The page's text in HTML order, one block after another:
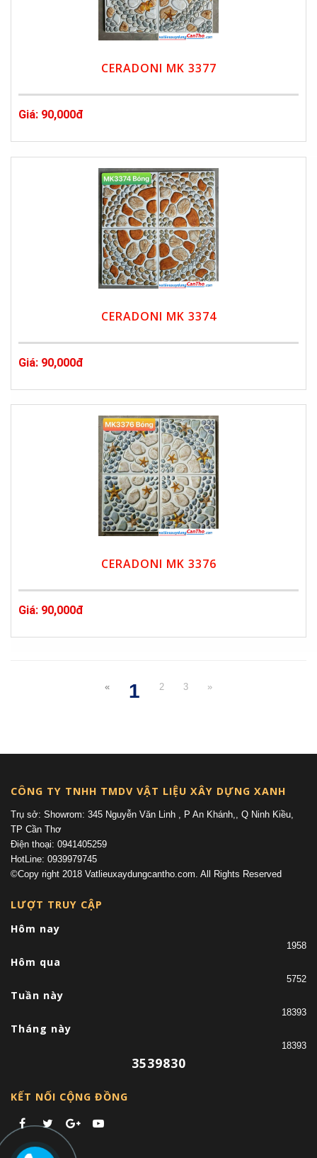
CERADONI MK 3377
Giá: 90,000đ
CERADONI MK 3374
Giá: 90,000đ
CERADONI MK 3376
Giá: 90,000đ
«
1
2 3 »
CÔNG TY TNHH TMDV VẬT LIỆU XÂY DỰNG XANH
Trụ sở: Showrom: 345 Nguyễn Văn Linh , P An Khánh,, Q Ninh Kiều,
TP Cần Thơ
Điện thoại: 0941405259
HotLine: 0939979745
©Copy right 2018 Vatlieuxaydungcantho.com. All Rights Reserved
LƯỢT TRUY CẬP
Hôm nay
1958
Hôm qua
5752
Tuần này
18393
Tháng này
18393
3539830
KẾT NỐI CỘNG ĐỒNG